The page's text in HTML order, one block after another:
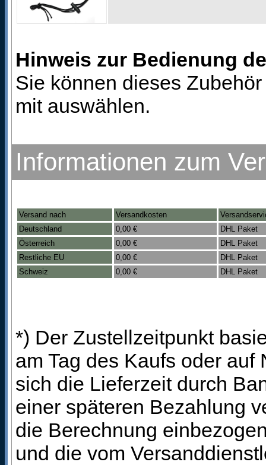
Hinweis zur Bedienung
Sie können dieses
mit auswählen.
Informationen zum
Versand nach Versandkosten
Deutschland
0,00 €
DHL Paket
Österreich
0,00 €
DHL Paket
Restliche EU
0,00 €
DHL Paket
Schweiz
0,00 € DHL Paket
*) Der Zustellzeitpunkt
am Tag des Kaufs oder
sich die Lieferzeit durch
einer späteren Bezahlung
die Berechnung
und die vom